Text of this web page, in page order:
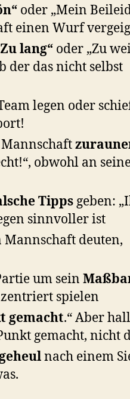
oder „Mein
einen Wurf
lang“ oder „Zu
der das nicht selbst
legen oder
obwohl an
Tipps geben:
sinnvoller ist
deuten,
um sein
spielen
gemacht.“ Aber
gemacht, nicht
nach einem